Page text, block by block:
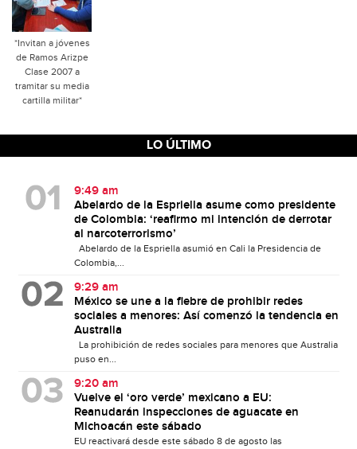
*Invitan a jóvenes
de Ramos Arizpe
Clase 2007 a
tramitar su media
cartilla militar*
LO ÚLTIMO
9:49 am
Abelardo de la Espriella asume como presidente
de Colombia: ‘reafirmo mi intención de derrotar
al narcoterrorismo’
Abelardo de la Espriella asumió en Cali la Presidencia de
Colombia,...
9:29 am
México se une a la fiebre de prohibir redes
sociales a menores: Así comenzó la tendencia en
Australia
La prohibición de redes sociales para menores que Australia
puso en...
9:20 am
Vuelve el ‘oro verde’ mexicano a EU:
Reanudarán inspecciones de aguacate en
Michoacán este sábado
EU reactivará desde este sábado 8 de agosto las